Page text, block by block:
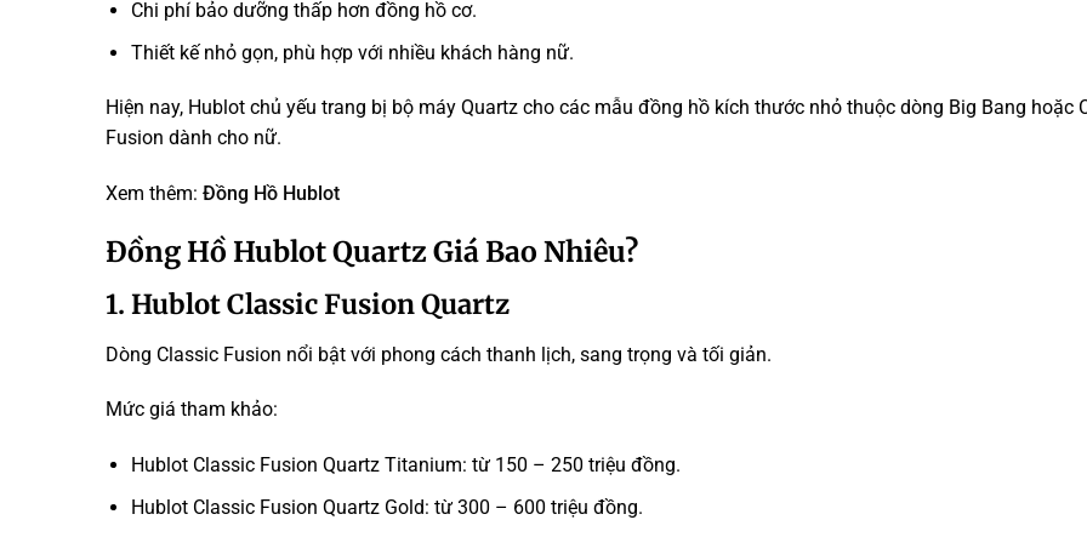
Chi phí bảo dưỡng thấp hơn đồng hồ cơ.
Thiết kế nhỏ gọn, phù hợp với nhiều khách hàng nữ.
Hiện nay, Hublot chủ yếu trang bị bộ máy Quartz cho các mẫu đồng hồ kích thước nhỏ thuộc dòng Big Bang hoặc
Fusion dành cho nữ.
Xem thêm: Đồng Hồ Hublot
Đồng Hồ Hublot Quartz Giá Bao Nhiêu?
1. Hublot Classic Fusion Quartz
Dòng Classic Fusion nổi bật với phong cách thanh lịch, sang trọng và tối giản.
Mức giá tham khảo:
Hublot Classic Fusion Quartz Titanium: từ 150 – 250 triệu đồng.
Hublot Classic Fusion Quartz Gold: từ 300 – 600 triệu đồng.